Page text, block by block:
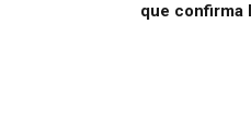
que confirma